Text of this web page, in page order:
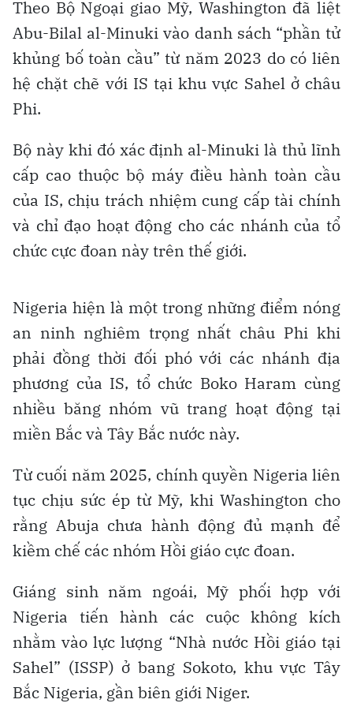
Theo Bộ Ngoại giao Mỹ, Washington đã liệt
Abu-Bilal al-Minuki vào danh sách “phần tử
khủng bố toàn cầu” từ năm 2023 do có liên
hệ chặt chẽ với IS tại khu vực Sahel ở châu
Phi.
Bộ này khi đó xác định al-Minuki là thủ lĩnh
cấp cao thuộc bộ máy điều hành toàn cầu
của IS, chịu trách nhiệm cung cấp tài chính
và chỉ đạo hoạt động cho các nhánh của tổ
chức cực đoan này trên thế giới.
Nigeria hiện là một trong những điểm nóng
an ninh nghiêm trọng nhất châu Phi khi
phải đồng thời đối phó với các nhánh địa
phương của IS, tổ chức Boko Haram cùng
nhiều băng nhóm vũ trang hoạt động tại
miền Bắc và Tây Bắc nước này.
Từ cuối năm 2025, chính quyền Nigeria liên
tục chịu sức ép từ Mỹ, khi Washington cho
rằng Abuja chưa hành động đủ mạnh để
kiềm chế các nhóm Hồi giáo cực đoan.
Giáng sinh năm ngoái, Mỹ phối hợp với
Nigeria tiến hành các cuộc không kích
nhằm vào lực lượng “Nhà nước Hồi giáo tại
Sahel” (ISSP) ở bang Sokoto, khu vực Tây
Bắc Nigeria, gần biên giới Niger.